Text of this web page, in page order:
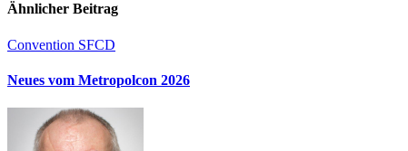
Ähnlicher Beitrag
Convention SFCD
Neues vom Metropolcon 2026